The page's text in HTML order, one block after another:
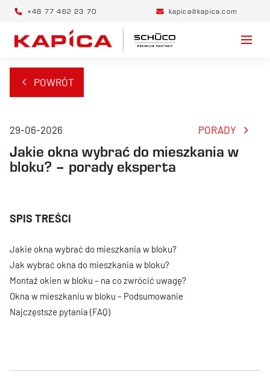
+48 77 462 23 70 kapica@kapica.com
POWRÓT
29-06-2026 PORADY
Jakie okna wybrać do mieszkania w
bloku? – porady eksperta
Jakie okna wybrać do mieszkania w bloku?
Jak wybrać okna do mieszkania w bloku?
Montaż okien w bloku – na co zwrócić uwagę?
Okna w mieszkaniu w bloku – Podsumowanie
Najczęstsze pytania (FAQ)